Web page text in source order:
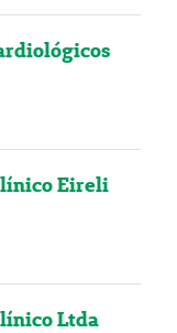
Eireli
Ltda